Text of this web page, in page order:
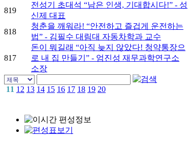
819
전성기 초대석 “남은 인생, 기대합시다!” - 성
신제 대표
818
청춘을 깨워라! “안전하고 즐겁게 운전하는
법” - 김필수 대림대 자동차학과 교수
817
돈이 뭐길래 “아직 늦지 않았다! 청약통장으
로 내 집 만들기” - 엄진성 재무과학연구소
소장
11 12 13 14 15 16 17 18 19 20